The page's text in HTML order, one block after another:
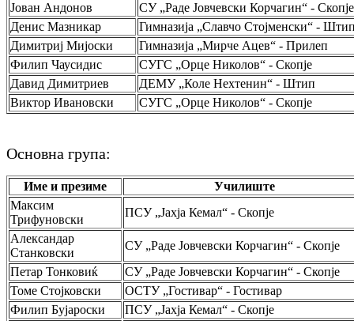
Јован Андонов
СУ „Раде Јовчевски Корчагин“ - Скопје
Денис Мазникар
Гимназија „Славчо Стојменски“ -
Димитриј Мијоски
Гимназија „Мирче Ацев“ - Прилеп
Филип Чаусидис
СУГС „Орце Николов“ - Скопје
Давид Димитриев
ДЕМУ „Коле Нехтенин“ - Штип
Виктор Ивановски
СУГС „Орце Николов“ - Скопје
Основна група:
Име и презиме
Училиште
Максим
Трифуновски
ПСУ „Јахја Кемал“ - Скопје
Александар
Станковски
СУ „Раде Јовчевски Корчагин“ - Скопје
Петар Тонковиќ
СУ „Раде Јовчевски Корчагин“ - Скопје
Томе Стојковски
ОСТУ „Гостивар“ - Гостивар
Филип Бујароски
ПСУ „Јахја Кемал“ - Скопје